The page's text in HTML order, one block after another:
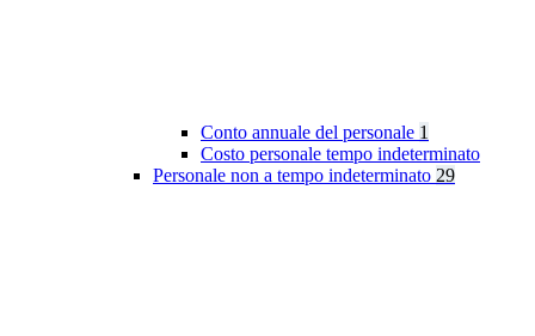
Conto annuale del personale 1
Costo personale tempo indeterminato
Personale non a tempo indeterminato 29